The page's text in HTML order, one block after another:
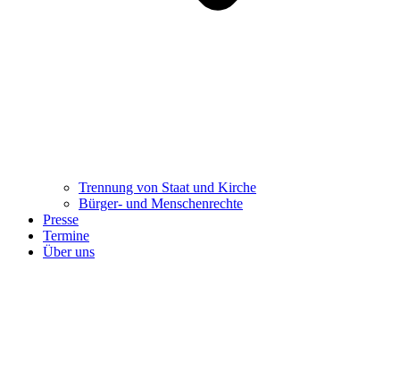
Trennung ​​​​​​​von Staat und Kirche
Bürger- und Menschenrechte
Presse
Termine
Über uns